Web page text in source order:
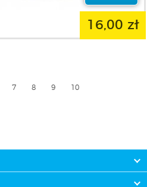
16,00 zł
7 8 9 10